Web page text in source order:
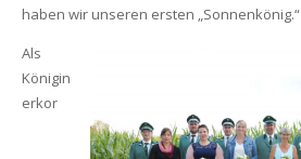
haben wir unseren ersten „Sonnenkönig.“
Als
Königin
erkor